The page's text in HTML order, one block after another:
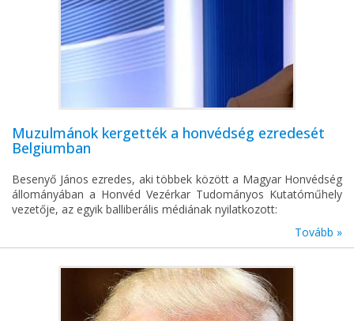
Muzulmánok kergették a honvédség ezredesét
Belgiumban
Besenyő János ezredes, aki többek között a Magyar Honvédség
állományában a Honvéd Vezérkar Tudományos Kutatóműhely
vezetője, az egyik balliberális médiának nyilatkozott:
Tovább »